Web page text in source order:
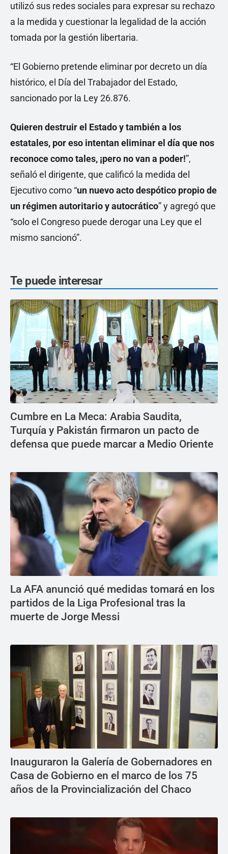
utilizó sus redes sociales para expresar su rechazo
a la medida y cuestionar la legalidad de la acción
tomada por la gestión libertaria.
“El Gobierno pretende eliminar por decreto un día
histórico, el Día del Trabajador del Estado,
sancionado por la Ley 26.876.
Quieren destruir el Estado y también a los
estatales, por eso intentan eliminar el día que nos
reconoce como tales, ¡pero no van a poder!”,
señaló el dirigente, que calificó la medida del
Ejecutivo como “un nuevo acto despótico propio de
un régimen autoritario y autocrático” y agregó que
“solo el Congreso puede derogar una Ley que el
mismo sancionó”.
Te puede interesar
Cumbre en La Meca: Arabia Saudita,
Turquía y Pakistán firmaron un pacto de
defensa que puede marcar a Medio Oriente
La AFA anunció qué medidas tomará en los
partidos de la Liga Profesional tras la
muerte de Jorge Messi
Inauguraron la Galería de Gobernadores en
Casa de Gobierno en el marco de los 75
años de la Provincialización del Chaco